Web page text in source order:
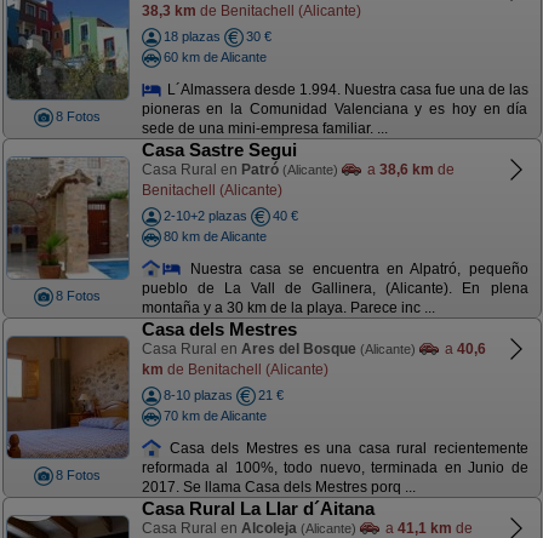
8 Fotos
38,3 km de Benitachell (Alicante)
18 plazas
30 €
60 km de Alicante
L´Almassera desde 1.994. Nuestra casa fue una de las
pioneras en la Comunidad Valenciana y es hoy en día
sede de una mini-empresa familiar. ...
8 Fotos
Casa Sastre Segui
Casa Rural en Patró (Alicante) a 38,6 km de
Benitachell (Alicante)
2-10+2 plazas
40 €
80 km de Alicante
Nuestra casa se encuentra en Alpatró, pequeño
pueblo de La Vall de Gallinera, (Alicante). En plena
montaña y a 30 km de la playa. Parece inc ...
8 Fotos
Casa dels Mestres
Casa Rural en Ares del Bosque (Alicante) a 40,6
km de Benitachell (Alicante)
8-10 plazas
21 €
70 km de Alicante
Casa dels Mestres es una casa rural recientemente
reformada al 100%, todo nuevo, terminada en Junio de
2017. Se llama Casa dels Mestres porq ...
Casa Rural La Llar d´Aitana
Casa Rural en Alcoleja (Alicante) a 41,1 km de